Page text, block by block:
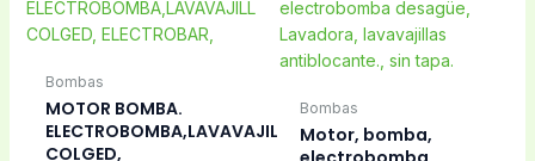
Bombas
MOTOR BOMBA.
ELECTROBOMBA,LAVAVAJILLAS
COLGED,
Bombas
Motor, bomba,